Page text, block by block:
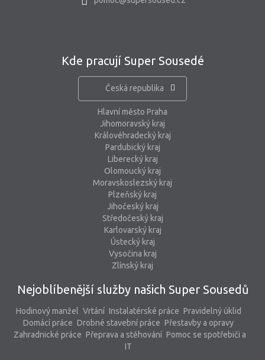
Kde pracují Super Sousedé
Česká republika
Hlavní město Praha
Jihomoravský kraj
Královéhradecký kraj
Pardubický kraj
Liberecký kraj
Olomoucký kraj
Moravskoslezský kraj
Plzeňský kraj
Jihočeský kraj
Středočeský kraj
Karlovarský kraj
Ústecký kraj
Vysočina kraj
Zlínský kraj
Nejoblíbenější služby našich Super Sousedů
Hodinový manžel Vrtání Instalatérské práce Pravidelný úklid
Domácí práce Drobné stavební práce Přestavby a opravy
Zahradnické práce Přeprava a stěhování Pomoc se spotřebiči a
IT